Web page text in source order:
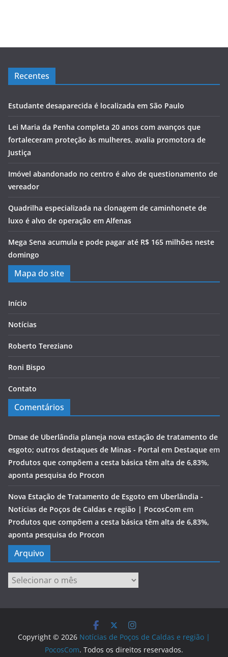
Recentes
Estudante desaparecida é localizada em São Paulo
Lei Maria da Penha completa 20 anos com avanços que
fortaleceram proteção às mulheres, avalia promotora de
Justiça
Imóvel abandonado no centro é alvo de questionamento de
vereador
Quadrilha especializada na clonagem de caminhonete de
luxo é alvo de operação em Alfenas
Mega Sena acumula e pode pagar até R$ 165 milhões neste
domingo
Mapa do site
Início
Notícias
Roberto Tereziano
Roni Bispo
Contato
Comentários
Dmae de Uberlândia planeja nova estação de tratamento de
esgoto; outros destaques de Minas - Portal em Destaque em
Produtos que compõem a cesta básica têm alta de 6,83%,
aponta pesquisa do Procon
Nova Estação de Tratamento de Esgoto em Uberlândia -
Notícias de Poços de Caldas e região | PocosCom em
Produtos que compõem a cesta básica têm alta de 6,83%,
aponta pesquisa do Procon
Arquivo
Arquivo
Copyright © 2026 Notícias de Poços de Caldas e região |
PocosCom. Todos os direitos reservados.